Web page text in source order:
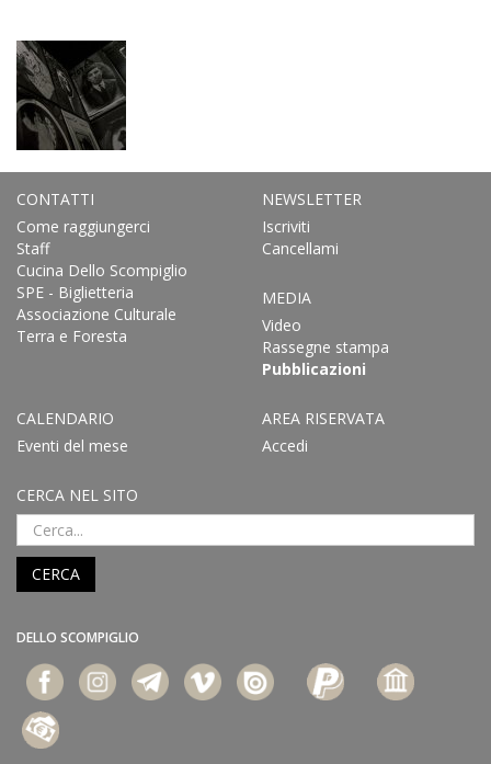
CONTATTI
Come raggiungerci
Staff
Cucina Dello Scompiglio
SPE - Biglietteria
Associazione Culturale
Terra e Foresta
NEWSLETTER
Iscriviti
Cancellami
MEDIA
Video
Rassegne stampa
Pubblicazioni
CALENDARIO
Eventi del mese
AREA RISERVATA
Accedi
CERCA NEL SITO
CERCA
DELLO SCOMPIGLIO